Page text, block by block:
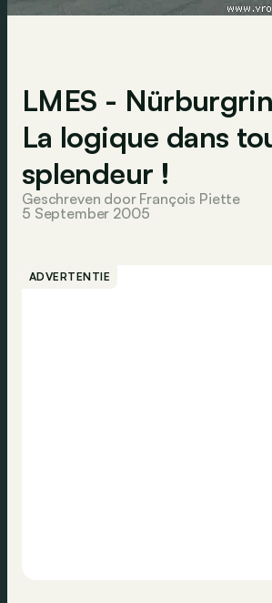
LMES -
La logique dans
splendeur !
Geschreven door François Piette
5 September 2005
ADVERTENTIE